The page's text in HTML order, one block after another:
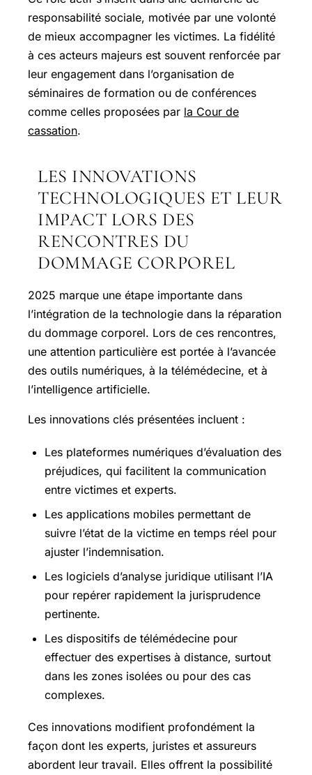
responsabilité sociale, motivée par une volonté
de mieux accompagner les victimes. La fidélité
à ces acteurs majeurs est souvent renforcée par
leur engagement dans l’organisation de
séminaires de formation ou de conférences
comme celles proposées par la Cour de
cassation.
LES INNOVATIONS
TECHNOLOGIQUES ET LEUR
IMPACT LORS DES
RENCONTRES DU
DOMMAGE CORPOREL
2025 marque une étape importante dans
l’intégration de la technologie dans la réparation
du dommage corporel. Lors de ces rencontres,
une attention particulière est portée à l’avancée
des outils numériques, à la télémédecine, et à
l’intelligence artificielle.
Les innovations clés présentées incluent :
Les plateformes numériques d’évaluation des
préjudices, qui facilitent la communication
entre victimes et experts.
Les applications mobiles permettant de
suivre l’état de la victime en temps réel pour
ajuster l’indemnisation.
Les logiciels d’analyse juridique utilisant l’IA
pour repérer rapidement la jurisprudence
pertinente.
Les dispositifs de télémédecine pour
effectuer des expertises à distance, surtout
dans les zones isolées ou pour des cas
complexes.
Ces innovations modifient profondément la
façon dont les experts, juristes et assureurs
abordent leur travail. Elles offrent la possibilité